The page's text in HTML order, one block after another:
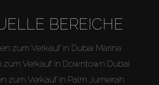
BEREICHE
zum Verkauf in Dubai Marina
zum Verkauf in Downtown Dubai
zum Verkauf in Palm Jumeirah